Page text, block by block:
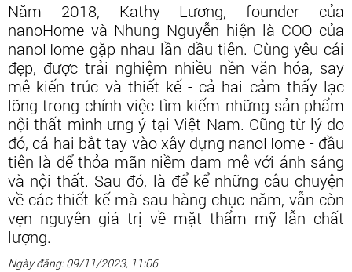
Năm 2018, Kathy Lương, founder của
nanoHome và Nhung Nguyễn hiện là COO của
nanoHome gặp nhau lần đầu tiên. Cùng yêu cái
đẹp, được trải nghiệm nhiều nền văn hóa, say
mê kiến trúc và thiết kế - cả hai cảm thấy lạc
lõng trong chính việc tìm kiếm những sản phẩm
nội thất mình ưng ý tại Việt Nam. Cũng từ lý do
đó, cả hai bắt tay vào xây dựng nanoHome - đầu
tiên là để thỏa mãn niềm đam mê với ánh sáng
và nội thất. Sau đó, là để kể những câu chuyện
về các thiết kế mà sau hàng chục năm, vẫn còn
vẹn nguyên giá trị về mặt thẩm mỹ lẫn chất
lượng.
Ngày đăng: 09/11/2023, 11:06